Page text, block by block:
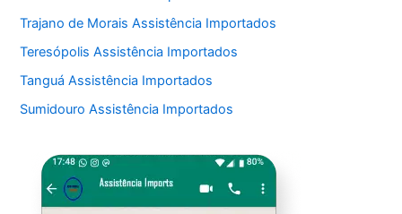
Trajano de Morais Assistência Importados
Teresópolis Assistência Importados
Tanguá Assistência Importados
Sumidouro Assistência Importados